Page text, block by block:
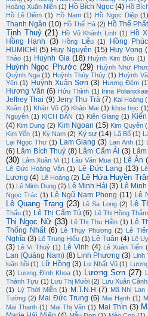
Hoàng Xuân Niên (1) Hồ Bích Ngọc (4) Hồ
Hồ Lê Diêm (1) Hồ Nam (1) Hồ Ngọc Diệp (1)
Thanh Ngân (10) Hồ Thế Hà (2) Hồ Thế Phất
Tịnh Thuỷ (21) Hồ Vũ Khánh Linh (1) Hồ
Hồng Hạnh (3) Hồng Liễu (1) Hồng Phúc
HUMICHI
(5) Huy Nguyên (15) Huy Vọng
Thảo (1) Huỳnh Gia (18) Huỳnh Kim Bửu (1)
Huỳnh Ngọc Phước (29) Huỳnh Như
Quỳnh Nga (1) Huỳnh Thúy Thúy (1) Huỳnh
Yên (1) Huỳnh Xuân Sơn (3) Hương Đêm
Hương Văn (6) Hửu Thỉnh (1) Irina
Jeffrey Thai (9) Jerry Thu Trà (7) Kai Hoàng
Xuân (1) Khán Võ (2) Khảo Mai (1) khoa học (1)
Nguyên (1) KỊCH BẢN (1) Kiên Giang (1)
(4) Kim Dung (2) Kim Ngoan (15) Kim Quyên
Kim Yến (1) Kỳ Nam (2) Ký sự (14) Lã Bố (1)
Lại Ngọc Thư (1) Lam Giang (3) Lan Anh (1)
(6) Lâm Bích Thuỷ (8) Lâm Cẩm Ái (3)
(30) Lâm Xuân Vi (1) Lâu Văn Mua (1) Lê Ân
Lê Đức Hoàng Vân (1) Lê Đức Lang (13)
Lương (4) Lê Hoàng (2) Lê Hứa Huyền
(1) Lê Minh Dung (2) Lê Minh Hải (3) Lê Minh
Ngọc Trác (1) Lê Ngũ Nam Phong (11) Lê
Lê Quang Trạng (23) Lê Sa Long (2) Lê
Thấu (1) Lê Thị Cẩm Tú (6) Lê Thị Hồng Thắm
Thị Ngọc Nữ (33) Lê Thị Thu Hiền (1) Lê
Thống Nhất (6) Lê Thụy Phương (2) Lê
Nghĩa (3) Lê Trung Hiếu (1) Lê Tuân (4) Lê
(3) Lê Vi Thuỷ (1) Lê Vinh (4) Lê Xuân Tiến
Lan (Quảng Nam) (8) Linh Phương (3) Linh
luân hồi (1) Lữ Hồng (3) Lư Nhất Vũ (1)
(3) Lương Đình Khoa (1) Lương Sơn (27)
Thành Tựu (1) Lưu Thị Mười (2) Lưu Xuân Cảnh
(1)
Lý Thời Miễn (1) M.T.N.H (7) Mã Nhị Lan
Tường (2) Mai Đức Trung (6) Mai Hạnh (1)
Mai Thanh (1) Mai Thị Vân (1) Mai Thìn (3)